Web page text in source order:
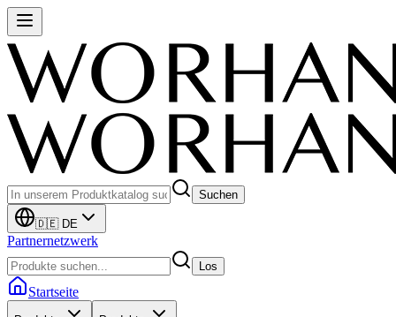
Suchen
🇩🇪 DE
Partnernetzwerk
Los
Startseite